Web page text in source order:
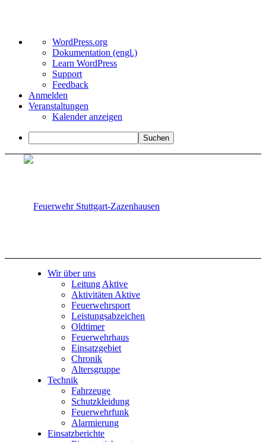
Über
WordPress
WordPress.org
Dokumentation (engl.)
Learn WordPress
Support
Feedback
Anmelden
Veranstaltungen
Kalender anzeigen
Suchen
Wir über uns
Leitung Aktive
Aktivitäten Aktive
Feuerwehrsport
Leistungsabzeichen
Oldtimer
Feuerwehrhaus
Einsatzgebiet
Chronik
Altersgruppe
Technik
Fahrzeuge
Schutzkleidung
Feuerwehrfunk
Alarmierung
Einsatzberichte